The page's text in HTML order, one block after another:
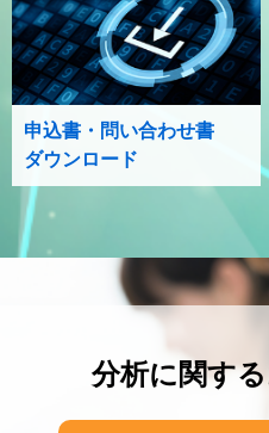
申込書・問い合わせ書
ダウンロード
分析に関す